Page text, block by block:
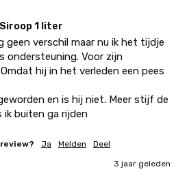
1 liter
geen verschil maar nu ik het tijdje
ondersteuning. Voor zijn
hij in het verleden een pees
buiten ga rijden
Ja Melden Deel
3 jaar geleden